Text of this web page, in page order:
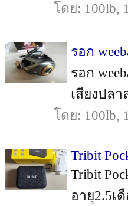
โดย: 100lb,
รอก
รอก
เสียงปลา
โดย: 100lb,
Tribit
Tribit
อายุ2.5เ